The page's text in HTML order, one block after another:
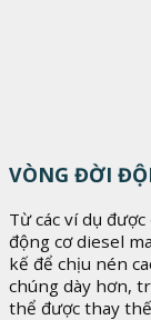
VÒNG ĐỜI
Từ các ví dụ
động cơ diesel
kế để chịu nén
chúng dày hơn,
thể được thay